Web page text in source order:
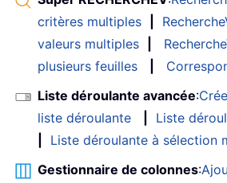
critères multiples
valeurs multiples
plusieurs feuilles
Liste déroulante avancée:
liste déroulante
Liste
Liste déroulante à sélection
Gestionnaire de colonnes: